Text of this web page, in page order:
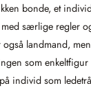
bonde, et
særlige regler
også landmand,
som
individ som